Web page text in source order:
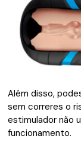
Além disso,
sem correres o
estimulador não
funcionamento.